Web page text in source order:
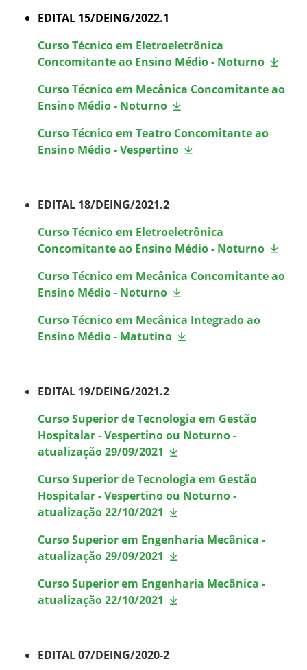
EDITAL 15/DEING/2022.1
Curso Técnico em Eletroeletrônica
Concomitante ao Ensino Médio - Noturno
Curso Técnico em Mecânica Concomitante ao
Ensino Médio - Noturno
Curso Técnico em Teatro Concomitante ao
Ensino Médio - Vespertino
EDITAL 18/DEING/2021.2
Curso Técnico em Eletroeletrônica
Concomitante ao Ensino Médio - Noturno
Curso Técnico em Mecânica Concomitante ao
Ensino Médio - Noturno
Curso Técnico em Mecânica Integrado ao
Ensino Médio - Matutino
EDITAL 19/DEING/2021.2
Curso Superior de Tecnologia em Gestão
Hospitalar - Vespertino ou Noturno -
atualização 29/09/2021
Curso Superior de Tecnologia em Gestão
Hospitalar - Vespertino ou Noturno -
atualização 22/10/2021
Curso Superior em Engenharia Mecânica -
atualização 29/09/2021
Curso Superior em Engenharia Mecânica -
atualização 22/10/2021
EDITAL 07/DEING/2020-2